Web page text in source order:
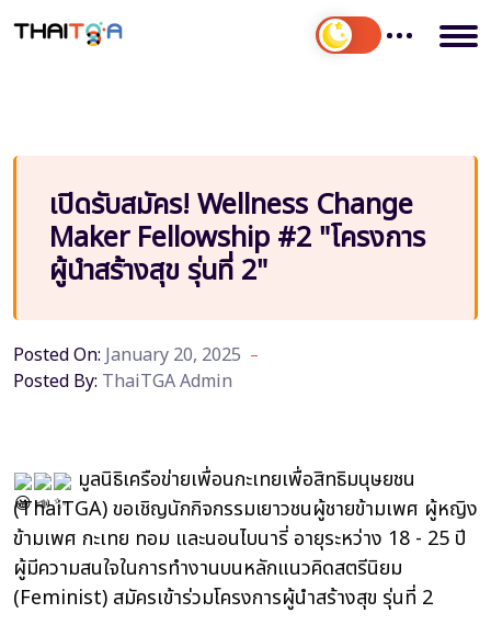
เปิดรับสมัคร! Wellness Change
Maker Fellowship #2 "โครงการ
ผู้นำสร้างสุข รุ่นที่ 2"
Posted On: January 20, 2025
Posted By: ThaiTGA Admin
มูลนิธิเครือข่ายเพื่อนกะเทยเพื่อสิทธิมนุษยชน
(ThaiTGA) ขอเชิญนักกิจกรรมเยาวชนผู้ชายข้ามเพศ ผู้หญิง
ข้ามเพศ กะเทย ทอม และนอนไบนารี่ อายุระหว่าง 18 - 25 ปี
ผู้มีความสนใจในการทำงานบนหลักแนวคิดสตรีนิยม
(Feminist) สมัครเข้าร่วมโครงการผู้นำสร้างสุข รุ่นที่ 2